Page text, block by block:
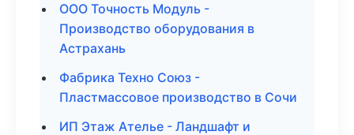
ООО Точность Модуль -
Производство оборудования в
Астрахань
Фабрика Техно Союз -
Пластмассовое производство в Сочи
ИП Этаж Ателье - Ландшафт и